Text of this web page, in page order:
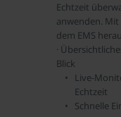
Echtzeit
anwenden.
dem EMS
·
Blick
Live-
Echtzeit
Schnelle